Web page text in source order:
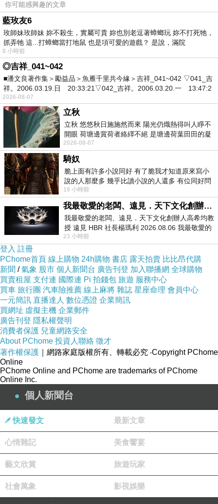
你可能感興趣的文章
藍玫友6
玫師妹玫師妹 妳不殺生，實屬可貴 妳也別老逗著蟑螂玩 妳不打死牠，
抓弄牠 這...打蟑螂當打地鼠 也是項可愛的遊戲？ 是說，滿院
8 小時前
◎吉祥_041~042
■潘文良著作集＞勵益品＞魚雁千里共今緣＞吉祥_041~042 ▽041_吉
祥。2006.03.19.日 20:33:21▽042_吉祥。2006.03.20.一 13:47:2
2026-08-07
立秋
立秋 悠悠秋日施施然而來 陽光仍熾熱得叫人睜不
開眼 荷塘邊賞荷者絡繹不絕 是塘邊荷葉田田的凝
望 風中飄逸的是映日荷花別樣紅
2026-08-07
騎奴
脆上面有許多小說同好 有了脆我才知道原來寫小
說的人那麼多 幾乎比讀小說的人還多 有位同好問
了一個問題 她說為什麼高中文學獎的
19 小時前
我最敬愛的老闆、遠見．天下文化創辦人高希均教授
我最敬愛的老闆、遠見．天下文化創辦人高希均教
授 遠見 HBR 社長楊瑪利 2026.08.06 我最敬愛的
老闆、遠見．天下文化創辦人高希均教
23 小時前
登入 註冊
PChome首頁 線上購物 24h購物 書店 露天拍賣 比比昂代購
新聞 /氣象 股市 個人新聞台 廣告刊登 加入聯播網 全球購物
買賣租屋 支付連 國際連 Pi 拍錢包 旅遊 服務中心
買車 旅行團 汽車險推薦 線上麻將 雜誌 星座命理 會員中心
一元簡訊 直播達人 數位憑證 企業簡訊
買網址 虛擬主機 企業郵件
廣告刊登 隱私權聲明
消費者保護 兒童網路安全
About PChome 投資人聯絡 徵才
著作權保護 ｜網路家庭版權所有、轉載必究 ‧Copyright PChome
Online
PChome Online and PChome are trademarks of PChome
Online Inc.
個人新聞台
快速發文 最新文章
心情雜記 美食饗宴
藝文欣賞 旅遊玩家
社會萬象 影視娛樂